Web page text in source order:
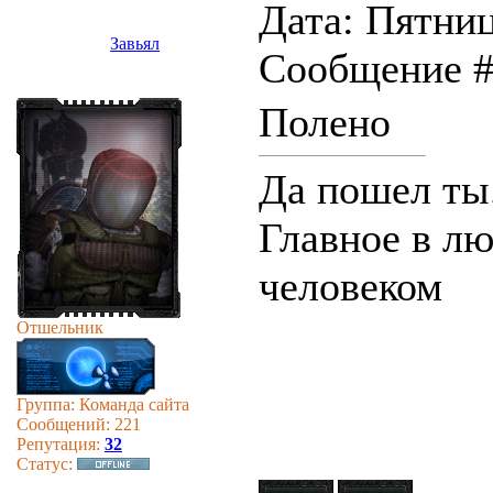
Завьял
Дата:
Сообщение
Отшельник
Группа: Команда сайта
Сообщений: 221
Репутация: 32
Статус:
Полено
Да пошел
Главное в
человеком